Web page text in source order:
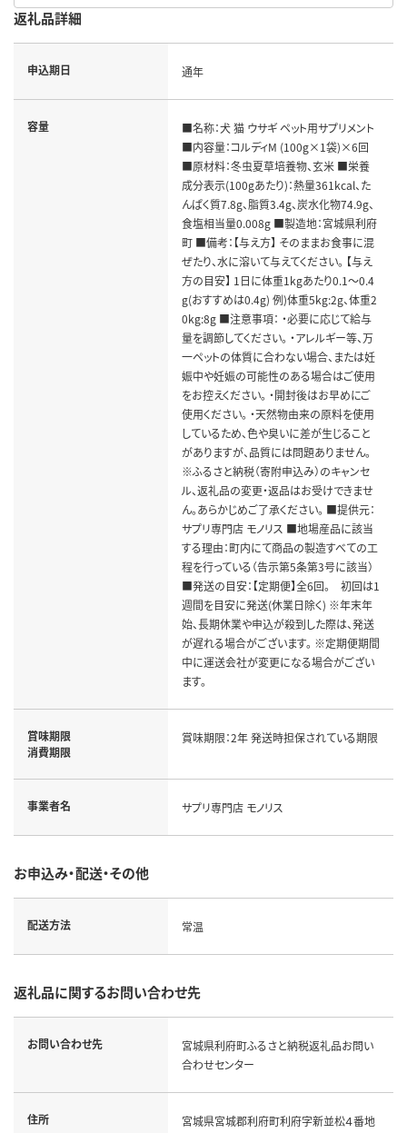
返礼品詳細
申込期日 通年
容量
■名称：犬 猫 ウサギ ペット用サプリメント
■内容量：コルディM (100g×1袋)×6回
■原材料：冬虫夏草培養物、玄米 ■栄養
成分表示(100gあたり)：熱量361kcal、た
んぱく質7.8g、脂質3.4g、炭水化物74.9g、
食塩相当量0.008g ■製造地：宮城県利府
町 ■備考：【与え方】 そのままお食事に混
ぜたり、水に溶いて与えてください。 【与え
方の目安】 1日に体重1kgあたり0.1～0.4
g(おすすめは0.4g) 例)体重5kg:2g、体重2
0kg:8g ■注意事項： ・必要に応じて給与
量を調節してください。 ・アレルギー等、万
一ペットの体質に合わない場合、または妊
娠中や妊娠の可能性のある場合はご使用
をお控えください。 ・開封後はお早めにご
使用ください。 ・天然物由来の原料を使用
しているため、色や臭いに差が生じること
がありますが、品質には問題ありません。
※ふるさと納税（寄附申込み）のキャンセ
ル、返礼品の変更・返品はお受けできませ
ん。あらかじめご了承ください。 ■提供元：
サプリ専門店 モノリス ■地場産品に該当
する理由：町内にて商品の製造すべての工
程を行っている（告示第5条第3号に該当）
■発送の目安：【定期便】全6回。 初回は1
週間を目安に発送(休業日除く) ※年末年
始、長期休業や申込が殺到した際は、発送
が遅れる場合がございます。 ※定期便期間
中に運送会社が変更になる場合がござい
ます。
賞味期限
消費期限
賞味期限：2年 発送時担保されている期限
事業者名 サプリ専門店 モノリス
お申込み・配送・その他
配送方法 常温
返礼品に関するお問い合わせ先
お問い合わせ先
宮城県利府町ふるさと納税返礼品お問い
合わせセンター
住所 宮城県宮城郡利府町利府字新並松４番地